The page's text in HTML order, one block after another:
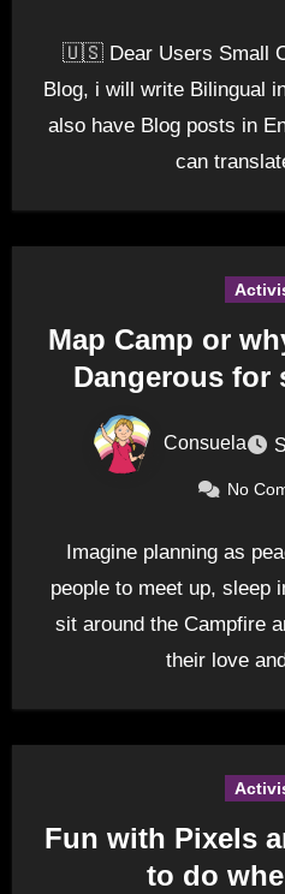
🇺🇸 Dear Users Small
Blog, i will write Bilingual
also have Blog posts in
can
Map Camp or
Dangerous for
Consuela
No
Imagine planning as
people to meet up, sleep
sit around the Campfire
their love
Fun with Pixels
to do